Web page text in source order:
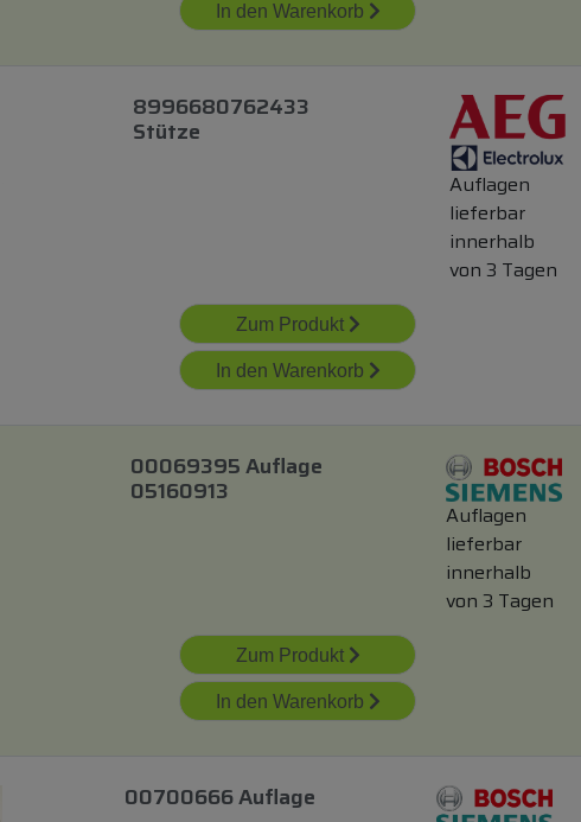
In den Warenkorb
8996680762433
Stütze
Auflagen
lieferbar
innerhalb
von 3 Tagen
Zum Produkt
In den Warenkorb
00069395 Auflage
05160913
Auflagen
lieferbar
innerhalb
von 3 Tagen
Zum Produkt
In den Warenkorb
00700666 Auflage